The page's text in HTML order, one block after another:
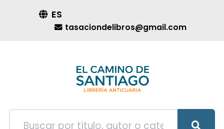
ES
tasaciondelibros@gmail.com